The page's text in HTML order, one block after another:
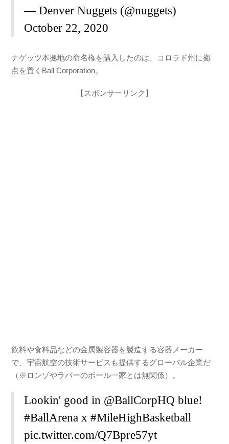
— Denver Nuggets (@nuggets)
October 22, 2020
ナゲッツ本拠地の命名権を購入したのは、コロラド州に拠
点を置くBall Corporation。
【スポンサーリンク】
飲料や食料品などの金属製容器を製造する容器メーカー
で、宇宙航空の技術サービスも提供するグローバル企業だ
（※ロンゾやラバーのボール一家とは無関係）。
Lookin' good in @BallCorpHQ blue!
#BallArena x #MileHighBasketball
pic.twitter.com/Q7Bpre57yt